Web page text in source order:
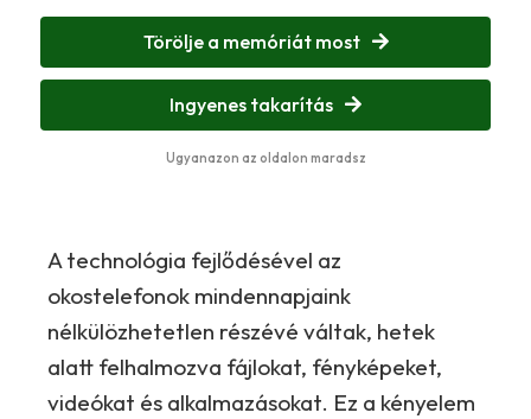
Törölje a memóriát most
Ingyenes takarítás
Ugyanazon az oldalon maradsz
A technológia fejlődésével az
okostelefonok mindennapjaink
nélkülözhetetlen részévé váltak, hetek
alatt felhalmozva fájlokat, fényképeket,
videókat és alkalmazásokat. Ez a kényelem